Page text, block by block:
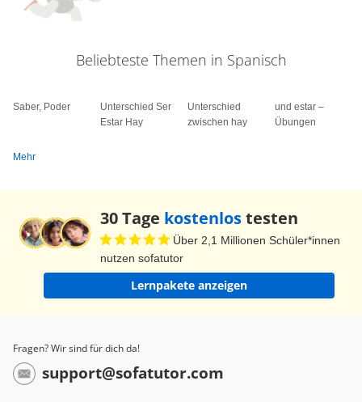
Beliebteste Themen in Spanisch
Saber, Poder
Unterschied Ser
Estar Hay
Unterschied
zwischen hay
und estar –
Übungen
Mehr
30 Tage kostenlostesten
Über 2,1 Millionen Schüler*innen
nutzen sofatutor
Lernpakete anzeigen
Fragen? Wir sind für dich da!
support@sofatutor.com